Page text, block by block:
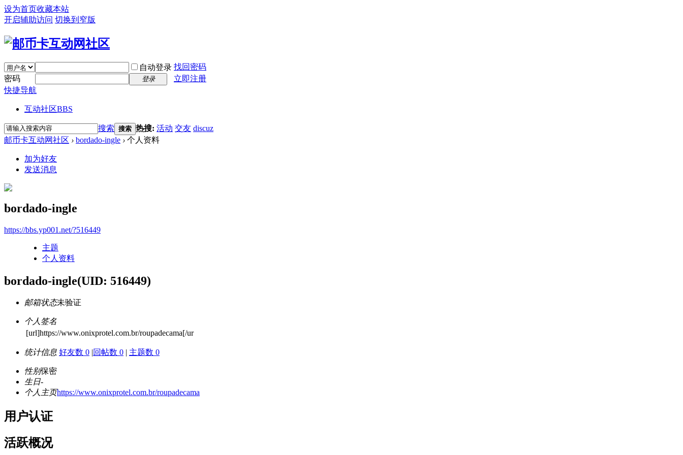
设为首页收藏本站
开启辅助访问 切换到窄版
自动登录 找回密码
密码
登录
立即注册
快捷导航
互动社区BBS
搜索 搜索 热搜: 活动 交友 discuz
邮币卡互动网社区 › bordado-ingle › 个人资料
加为好友
发送消息
bordado-ingle
https://bbs.yp001.net/?516449
主题
个人资料
bordado-ingle(UID: 516449)
邮箱状态未验证
个人签名
[url]https://www.onixprotel.com.br/roupadecama[/ur
统计信息 好友数 0 |回帖数 0 | 主题数 0
性别保密
生日-
个人主页https://www.onixprotel.com.br/roupadecama
用户认证
活跃概况